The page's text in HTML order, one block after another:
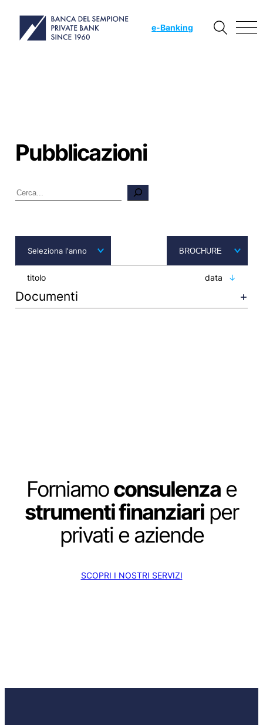
e-Banking
Pubblicazioni
Cerca
titolo data
Documenti
Forniamoconsulenza e
strumenti finanziari per
privati e aziende
SCOPRI I NOSTRI SERVIZI